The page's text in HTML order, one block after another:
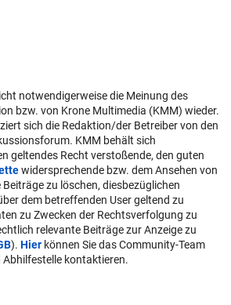
notwendigerweise die Meinung des
bzw. von Krone Multimedia (KMM) wieder.
sich die Redaktion/der Betreiber von den
KMM behält sich
geltendes Recht verstoßende, den guten
widersprechende bzw. dem Ansehen von
zu löschen, diesbezüglichen
dem betreffenden User geltend zu
zu Zwecken der Rechtsverfolgung zu
relevante Beiträge zur Anzeige zu
). Hier können Sie das Community-Team
Abhilfestelle kontaktieren.